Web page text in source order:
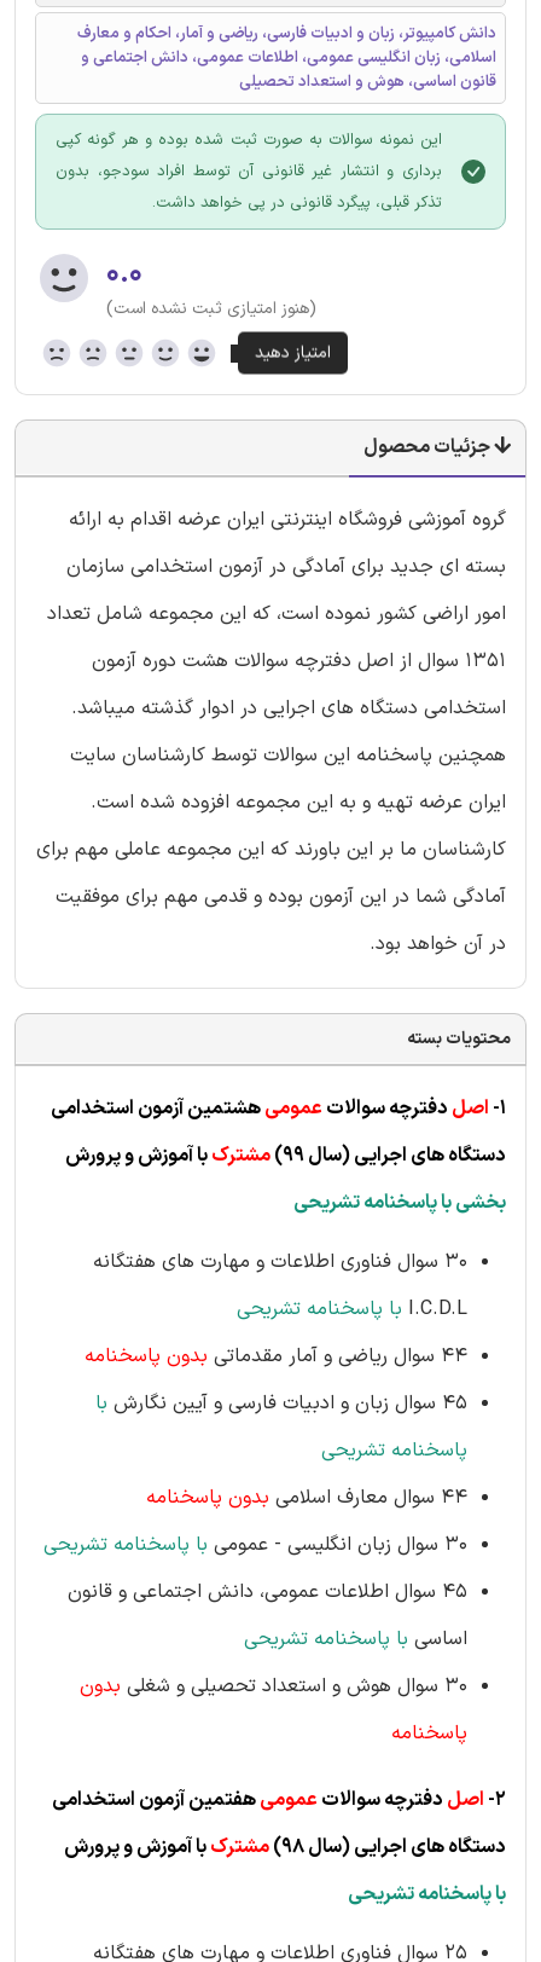
دانش کامپیوتر، زبان و ادبیات فارسی، ریاضی و آمار، احکام و معارف
اسلامی، زبان انگلیسی عمومی، اطلاعات عمومی، دانش اجتماعی و
قانون اساسی، هوش و استعداد تحصیلی
این نمونه سوالات به صورت ثبت شده بوده و هر گونه کپی
برداری و انتشار غیر قانونی آن توسط افراد سودجو، بدون
تذکر قبلی، پیگرد قانونی در پی خواهد داشت.
۰.۰
(هنوز امتیازی ثبت نشده است)
جزئیات محصول
گروه آموزشی فروشگاه اینترنتی ایران عرضه اقدام به ارائه
بسته ای جدید برای آمادگی در آزمون استخدامی سازمان
امور اراضی کشور نموده است، که این مجموعه شامل تعداد
1351 سوال از اصل دفترچه سوالات هشت دوره آزمون
استخدامی دستگاه های اجرایی در ادوار گذشته میباشد.
همچنین پاسخنامه این سوالات توسط کارشناسان سایت
ایران عرضه تهیه و به این مجموعه افزوده شده است.
کارشناسان ما بر این باورند که این مجموعه عاملی مهم برای
آمادگی شما در این آزمون بوده و قدمی مهم برای موفقیت
در آن خواهد بود.
محتویات بسته
1- اصل دفترچه سوالات عمومیهشتمین آزمون استخدامی
دستگاه های اجرایی(سال 99) مشترکبا آموزش و پرورش
بخشی با پاسخنامه تشریحی
30 سوال فناوری اطلاعات و مهارت های هفتگانه
I.C.D.L با پاسخنامه تشریحی
44 سوال ریاضی و آمار مقدماتی
بدون پاسخنامه
45 سوال زبان و ادبیات فارسی و آیین نگارش
با
پاسخنامه تشریحی
44 سوال معارف اسلامی
بدون پاسخنامه
30 سوال زبان انگلیسی - عمومی
با پاسخنامه تشریحی
45 سوال اطلاعات عمومی، دانش اجتماعی و قانون
اساسی با پاسخنامه تشریحی
30 سوال هوش و استعداد تحصیلی و شغلی
بدون
پاسخنامه
2- اصل دفترچه سوالات عمومیهفتمین آزمون استخدامی
دستگاه های اجرایی(سال 98) مشترکبا آموزش و پرورش
با پاسخنامه تشریحی
25 سوال فناوری اطلاعات و مهارت های هفتگانه